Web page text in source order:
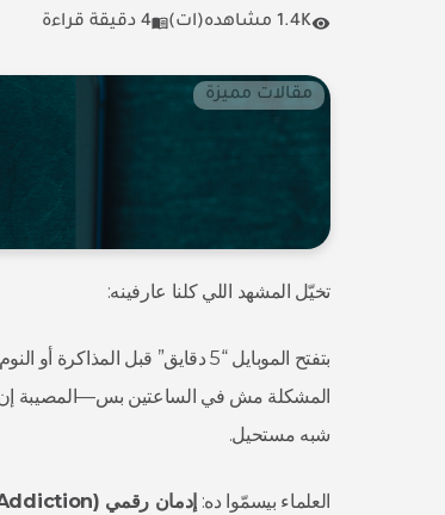
1.4K مشاهده(ات) 4 دقيقة قراءة
مقالات مميزة
تخيّل المشهد اللي كلنا عارفينه:
المشكلة مش في الساعتين بس—المصيبة
شبه مستحيل.
العلماء بيسمّوا ده: إدمان رقمي (